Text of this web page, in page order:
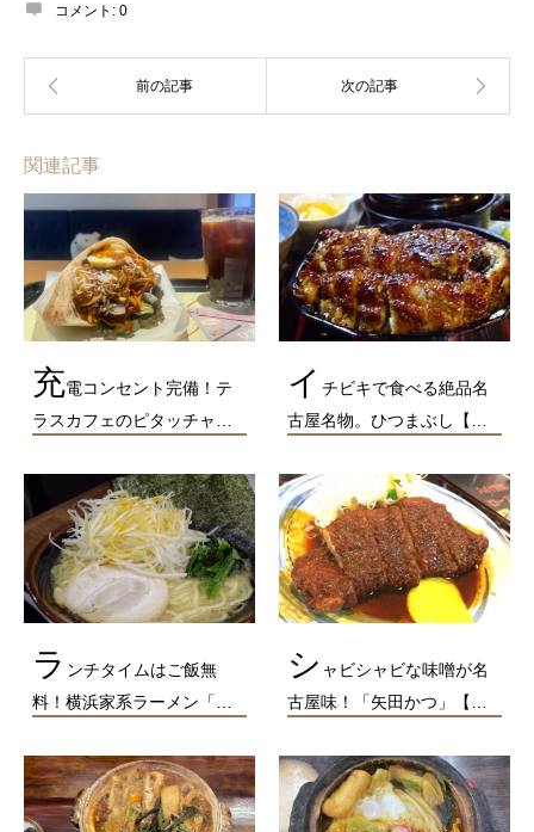
コメント: 0
関連記事
充電コンセント完備！テ
ラスカフェのピタッチャ…
イ チビキで食べる絶品名
古屋名物。ひつまぶし【…
ラ ンチタイムはご飯無
料！横浜家系ラーメン「…
シ ャビシャビな味噌が名
古屋味！「矢田かつ」【…